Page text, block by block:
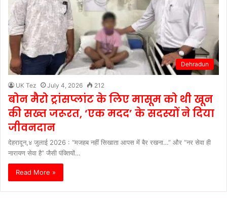
Dehradun
UK Tez July 4, 2026 212
बोन मैरो ट्रांसप्लांट के लिए मासूम को थी खून
की सख्त जरूरत, ‘एक मदद’ के सदस्यों ने दिया
जीवनदान
देहरादून,४ जुलाई 2026 : “मजहब नहीं सिखाता आपस में बैर रखना…” और “नर सेवा ही
नारायण सेवा है” जैसी पंक्तियों…
Read More »